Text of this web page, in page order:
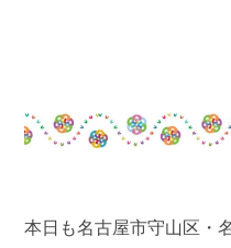
本日も名古屋市守山区・